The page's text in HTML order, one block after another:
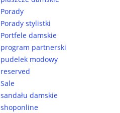
Porady
Porady stylistki
Portfele damskie
program partnerski
pudelek modowy
reserved
Sale
sandału damskie
shoponline